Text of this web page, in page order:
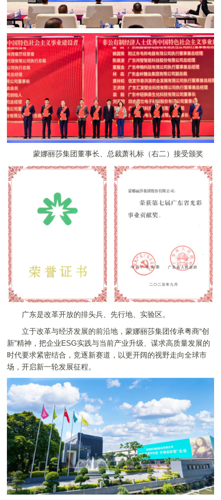
蒙娜丽莎集团董事长、总裁萧礼标（右二）接受颁奖
广东是改革开放的排头兵、先行地、实验区。
立于改革与经济发展的前沿地， 蒙娜丽莎集团传承粤商“创
新”精神，把企业ESG实践与当前产业升级、谋求高质量发展的
时代要求紧密结合，竞逐新赛道，以更开阔的视野走向全球市
场，开启新一轮发展征程。